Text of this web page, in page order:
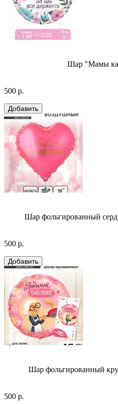
Шар "Мамы
500 р.
Шар фольгированный
500 р.
Шар фольгированный
500 р.